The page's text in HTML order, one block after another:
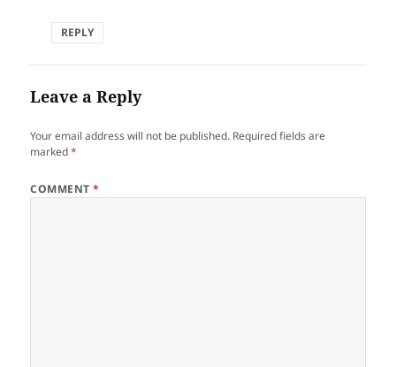
REPLY
Leave a Reply
Your email address will not be published. Required fields are
marked*
COMMENT*